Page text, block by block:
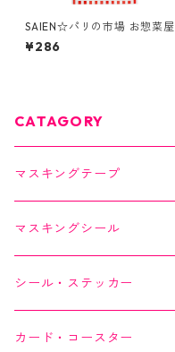
SAIEN☆パリの市場 お惣菜屋
さん☆マスキングシール☆(J2
86)
¥286
CATAGORY
マスキングテープ
SAIEN
オリジナルシリーズ
作家シリーズ
YUNOKI
Kimono美
マスキングシール
シール・ステッカー
カード・コースター